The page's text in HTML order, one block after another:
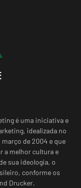
é uma iniciativa e
idealizada no
de 2004 e que
a melhor cultura e
sua ideologia, o
conforme os
Drucker.